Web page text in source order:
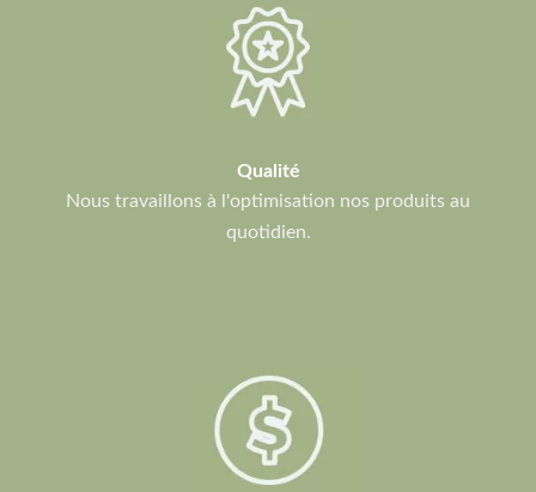
Qualité
Nous travaillons à l'optimisation nos produits au
quotidien.